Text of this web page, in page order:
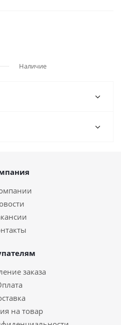
Наличие
заказа
на товар